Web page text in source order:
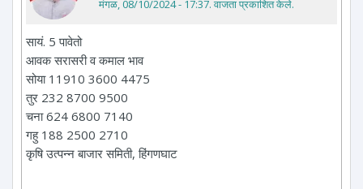
मंगळ, 08/10/2024 - 17:37. वाजता प्रकाशित केले.
सायं. 5 पावेतो
आवक सरासरी व कमाल भाव
सोया 11910 3600 4475
तुर 232 8700 9500
चना 624 6800 7140
गहु 188 2500 2710
कृषि उत्पन्न बाजार समिती, हिंगणघाट